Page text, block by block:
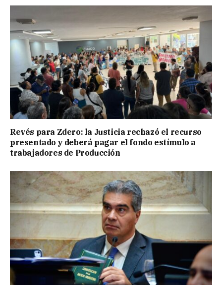
Revés para Zdero: la Justicia rechazó el recurso
presentado y deberá pagar el fondo estímulo a
trabajadores de Producción